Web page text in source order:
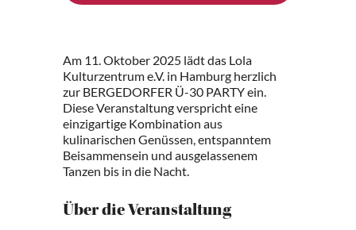
Am 11. Oktober 2025 lädt das Lola
Kulturzentrum e.V. in Hamburg herzlich
zur BERGEDORFER Ü-30 PARTY ein.
Diese Veranstaltung verspricht eine
einzigartige Kombination aus
kulinarischen Genüssen, entspanntem
Beisammensein und ausgelassenem
Tanzen bis in die Nacht.
Über die Veranstaltung